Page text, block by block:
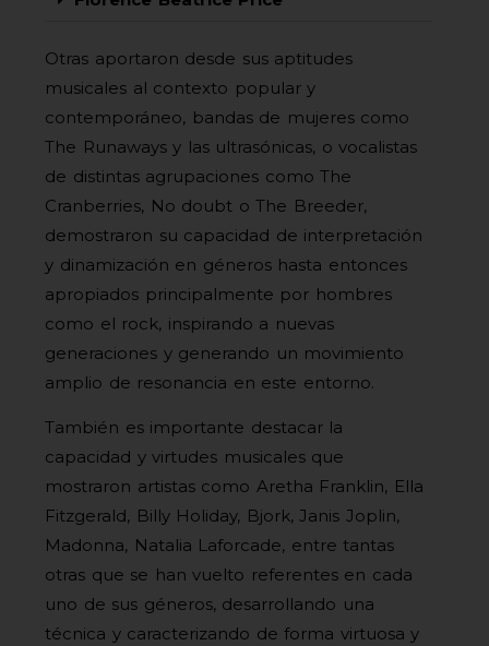
Otras aportaron desde sus aptitudes
musicales al contexto popular y
contemporáneo, bandas de mujeres como
The Runaways y las ultrasónicas, o vocalistas
de distintas agrupaciones como The
Cranberries, No doubt o The Breeder,
demostraron su capacidad de interpretación
y dinamización en géneros hasta entonces
apropiados principalmente por hombres
como el rock, inspirando a nuevas
generaciones y generando un movimiento
amplio de resonancia en este entorno.
También es importante destacar la
capacidad y virtudes musicales que
mostraron artistas como Aretha Franklin, Ella
Fitzgerald, Billy Holiday, Bjork, Janis Joplin,
Madonna, Natalia Laforcade, entre tantas
otras que se han vuelto referentes en cada
uno de sus géneros, desarrollando una
técnica y caracterizando de forma virtuosa y